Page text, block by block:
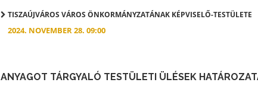
TISZAÚJVÁROS VÁROS ÖNKORMÁNYZATÁNAK KÉPVISELŐ-TESTÜLETE
2024. NOVEMBER 28. 09:00
ANYAGOT TÁRGYALÓ TESTÜLETI ÜLÉSEK